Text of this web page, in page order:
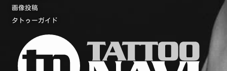
画像投稿
タトゥーガイド